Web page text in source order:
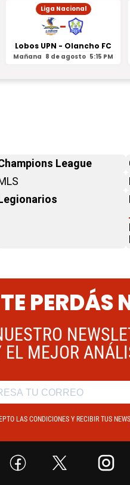
Liga Nacional
-
Lobos UPN - Olancho FC
Mañana 8 de agosto 5:15 PM
League
MEJOR
LAS CONDICIONES Y RECIBIR TUS